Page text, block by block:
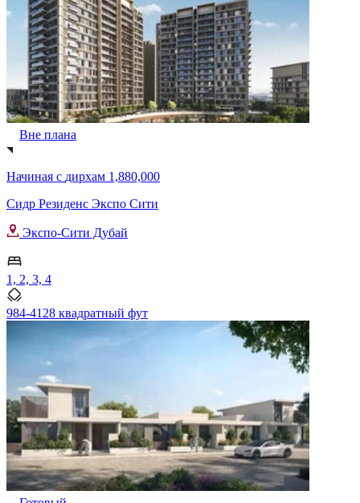
Вне плана
Начиная с дирхам 1,880,000
Сидр Резиденс Экспо Сити
Экспо-Сити Дубай
1, 2, 3, 4
984-4128 квадратный фут